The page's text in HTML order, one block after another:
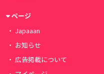
ページ
Japaaan
お知らせ
広告掲載について